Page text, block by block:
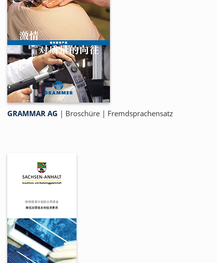
GRAMMAR AG | Broschüre | Fremdsprachensatz